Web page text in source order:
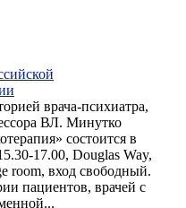
врача-психиатра,
ВЛ. Минутко
состоится в
17.00, Douglas Way,
room, вход свободный.
пациентов, врачей с